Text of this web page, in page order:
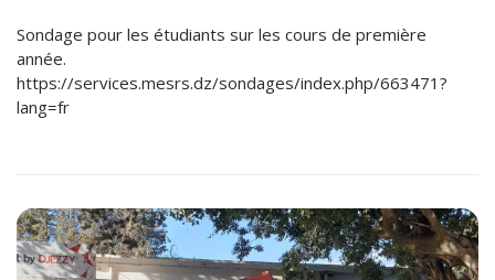
Sondage pour les étudiants sur les cours de première
année.
https://services.mesrs.dz/sondages/index.php/663471?
lang=fr